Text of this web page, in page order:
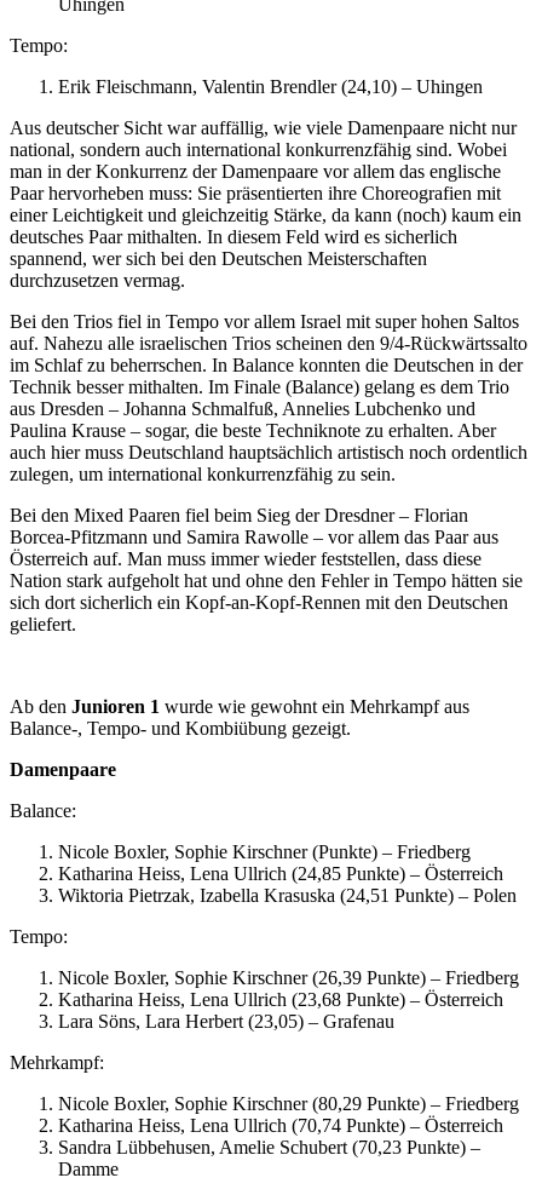
Tempo:
Erik Fleischmann, Valentin Brendler (24,10) – Uhingen
Aus deutscher Sicht war auffällig, wie viele Damenpaare nicht nur
national, sondern auch international konkurrenzfähig sind. Wobei
man in der Konkurrenz der Damenpaare vor allem das englische
Paar hervorheben muss: Sie präsentierten ihre Choreografien mit
einer Leichtigkeit und gleichzeitig Stärke, da kann (noch) kaum ein
deutsches Paar mithalten. In diesem Feld wird es sicherlich
spannend, wer sich bei den Deutschen Meisterschaften
durchzusetzen vermag.
Bei den Trios fiel in Tempo vor allem Israel mit super hohen Saltos
auf. Nahezu alle israelischen Trios scheinen den 9/4-Rückwärtssalto
im Schlaf zu beherrschen. In Balance konnten die Deutschen in der
Technik besser mithalten. Im Finale (Balance) gelang es dem Trio
aus Dresden – Johanna Schmalfuß, Annelies Lubchenko und
Paulina Krause – sogar, die beste Techniknote zu erhalten. Aber
auch hier muss Deutschland hauptsächlich artistisch noch ordentlich
zulegen, um international konkurrenzfähig zu sein.
Bei den Mixed Paaren fiel beim Sieg der Dresdner – Florian
Borcea-Pfitzmann und Samira Rawolle – vor allem das Paar aus
Österreich auf. Man muss immer wieder feststellen, dass diese
Nation stark aufgeholt hat und ohne den Fehler in Tempo hätten sie
sich dort sicherlich ein Kopf-an-Kopf-Rennen mit den Deutschen
geliefert.
Ab den Junioren 1 wurde wie gewohnt ein Mehrkampf aus
Balance-, Tempo- und Kombiübung gezeigt.
Damenpaare
Balance:
Nicole Boxler, Sophie Kirschner (Punkte) – Friedberg
Katharina Heiss, Lena Ullrich (24,85 Punkte) – Österreich
Wiktoria Pietrzak, Izabella Krasuska (24,51 Punkte) – Polen
Tempo:
Nicole Boxler, Sophie Kirschner (26,39 Punkte) – Friedberg
Katharina Heiss, Lena Ullrich (23,68 Punkte) – Österreich
Lara Söns, Lara Herbert (23,05) – Grafenau
Mehrkampf:
Nicole Boxler, Sophie Kirschner (80,29 Punkte) – Friedberg
Katharina Heiss, Lena Ullrich (70,74 Punkte) – Österreich
Sandra Lübbehusen, Amelie Schubert (70,23 Punkte) –
Damme